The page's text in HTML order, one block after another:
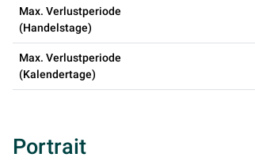
Max. Verlustperiode
(Handelstage)
Max. Verlustperiode
(Kalendertage)
Portrait